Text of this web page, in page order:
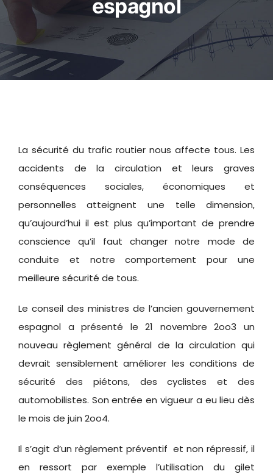
Sites d’intérêt
Adhérer à l’UFE
espagnol
La sécurité du trafic routier nous affecte tous. Les
accidents de la circulation et leurs graves
conséquences sociales, économiques et
personnelles atteignent une telle dimension,
qu’aujourd’hui il est plus qu’important de prendre
conscience qu’il faut changer notre mode de
conduite et notre comportement pour une
meilleure sécurité de tous.
Le conseil des ministres de l’ancien gouvernement
espagnol a présenté le 21 novembre 2oo3 un
nouveau règlement général de la circulation qui
devrait sensiblement améliorer les conditions de
sécurité des piétons, des cyclistes et des
automobilistes. Son entrée en vigueur a eu lieu dès
le mois de juin 2oo4.
Il s’agit d’un règlement préventif et non répressif, il
en ressort par exemple l’utilisation du gilet